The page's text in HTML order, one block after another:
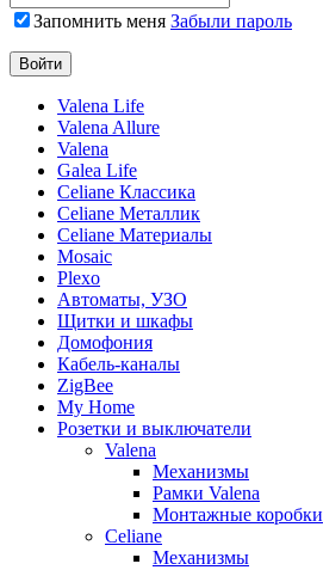
Запомнить меня Забыли пароль
Valena Life
Valena Allure
Valena
Galea Life
Celiane Классика
Celiane Металлик
Celiane Материалы
Mosaic
Plexo
Автоматы, УЗО
Щитки и шкафы
Домофония
Кабель-каналы
ZigBee
My Home
Розетки и выключатели
Valena
Механизмы
Рамки Valena
Монтажные коробки
Celiane
Механизмы